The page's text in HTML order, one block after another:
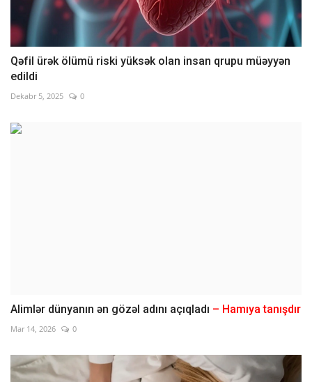
Qəfil ürək ölümü riski yüksək olan insan qrupu müəyyən
edildi
Dekabr 5, 2025 0
Alimlər dünyanın ən gözəl adını açıqladı – Hamıya tanışdır
Mar 14, 2026 0